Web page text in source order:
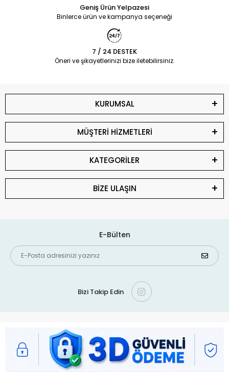
Geniş Ürün Yelpazesi
Binlerce ürün ve kampanya seçeneği
7 / 24 DESTEK
Öneri ve şikayetlerinizi bize iletebilirsiniz.
KURUMSAL
MÜŞTERİ HİZMETLERİ
KATEGORİLER
BİZE ULAŞIN
E-Bülten
Bizi Takip Edin